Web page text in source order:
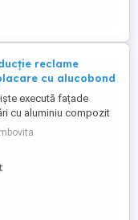
reclame
cu alucobond
execută fațade
cu aluminiu compozit
pentru rețele
și bănci din toată
de producție și
pe două posturi: 1.